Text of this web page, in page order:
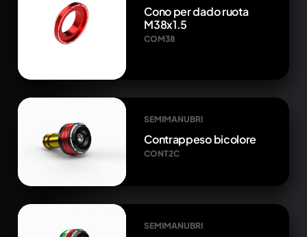
Cono per dado ruota
M38x1.5
COM38
SEMIMANUBRI
Contrappeso bicolore
CONT2C
SEMIMANUBRI